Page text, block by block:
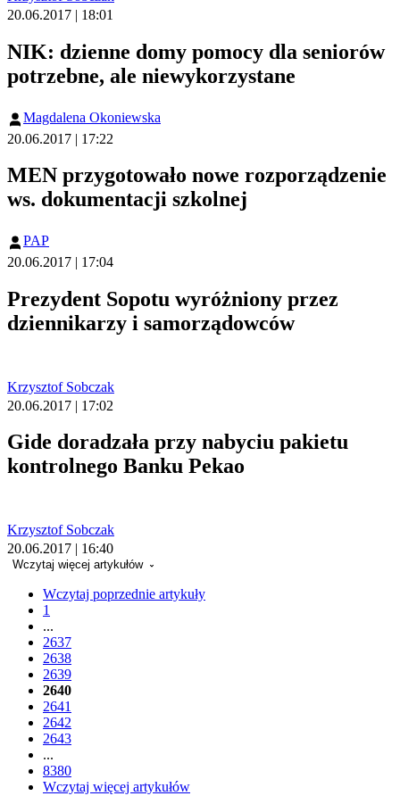
20.06.2017 | 18:01
NIK: dzienne domy pomocy dla seniorów
potrzebne, ale niewykorzystane
Magdalena Okoniewska
20.06.2017 | 17:22
MEN przygotowało nowe rozporządzenie
ws. dokumentacji szkolnej
PAP
20.06.2017 | 17:04
Prezydent Sopotu wyróżniony przez
dziennikarzy i samorządowców
Krzysztof Sobczak
20.06.2017 | 17:02
Gide doradzała przy nabyciu pakietu
kontrolnego Banku Pekao
Krzysztof Sobczak
20.06.2017 | 16:40
Wczytaj więcej artykułów
Wczytaj poprzednie artykuły
1
...
2637
2638
2639
2640
2641
2642
2643
...
8380
Wczytaj więcej artykułów